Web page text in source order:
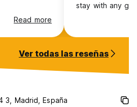
Read more
stay with any
recommended!
Ver todas las reseñas
3, Madrid, España